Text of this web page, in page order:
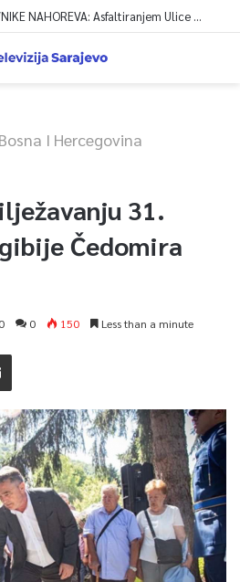
KRAJ MUKA ZA STANOVNIKE NAHOREVA: Asfaltiranjem Ulice Vranica brijeg spajaju se gornji i središnji dio naselja
Bosna I Hercegovina
31.
Čedomira
0 150 Less than a minute